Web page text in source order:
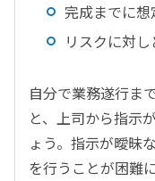
完成までに
リスクに対
自分で業務遂行ま
と、上司から指示
ょう。指示が曖昧
を行うことが困難